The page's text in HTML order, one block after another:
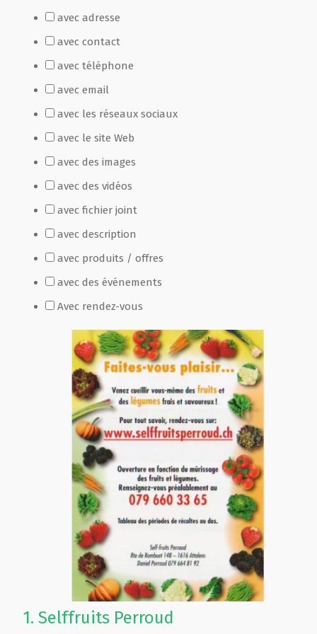
avec adresse
avec contact
avec téléphone
avec email
avec les réseaux sociaux
avec le site Web
avec des images
avec des vidéos
avec fichier joint
avec description
avec produits / offres
avec des événements
Avec rendez-vous
1. Selffruits Perroud
Fête Marché Paysan
Partenaires